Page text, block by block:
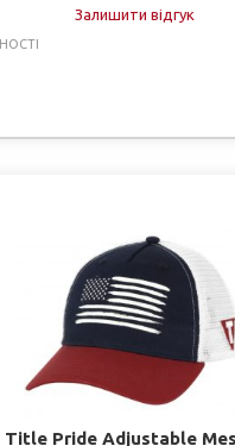
Залишити відгук
Title Pride Adjustable